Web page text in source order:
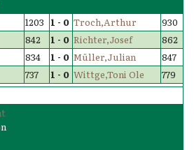
1203 1 - 0 Troch,Arthur
930
842 1 - 0 Richter,Josef
862
834 1 - 0 Müller,Julian
847
737 1 - 0 Wittge,Toni Ole 779